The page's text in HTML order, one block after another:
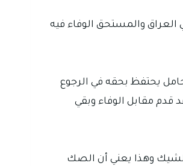
لسنة 1984 نصت على أن الشيك المسحوب في العراق والمستحق الوفاء فيه
حق للحامل لأن المادة 172 من قانون التجارة العراقي رقم 30 لسنة 1984 قررت أن الحامل يحتفظ بحقه في الرجوع
قدم مقابل الوفاء وبقي
الوفاء لا يؤثر على صحة الشيك وهذا يعني أن الصك